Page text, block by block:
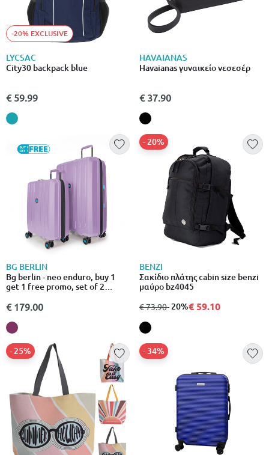
-20% EXCLUSIVE
LYCSAC
City30 backpack blue
€ 59.99
HAVAIANAS
Havaianas γυναικείο νεσεσέρ
€ 37.90
BG BERLIN
Bg berlin - neo enduro, buy 1
get 1 free promo, set of 2
€ 179.00
BENZI
Σακίδιο πλάτης cabin size benzi
μαύρο bz4045
από
€ 73.90σε
- 20%
- 20%€ 59.10
- 25% - 34%